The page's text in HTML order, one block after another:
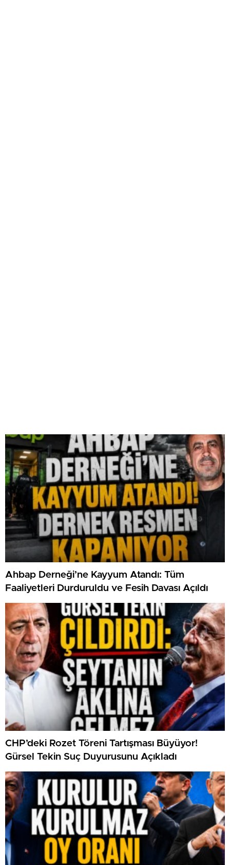
Ahbap Derneği’ne Kayyum Atandı: Tüm
Faaliyetleri Durduruldu ve Fesih Davası Açıldı
CHP’deki Rozet Töreni Tartışması Büyüyor!
Gürsel Tekin Suç Duyurusunu Açıkladı